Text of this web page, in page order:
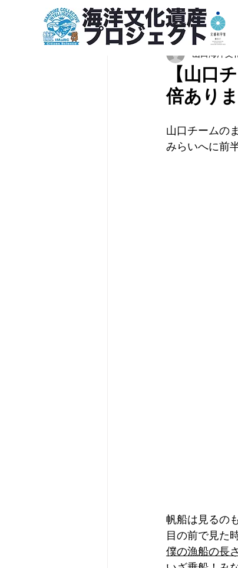
【山口
倍ありま
山口海洋文
山口チームの
みらいへに前
帆船は見るの
目の前で見た
僕の漁船の長